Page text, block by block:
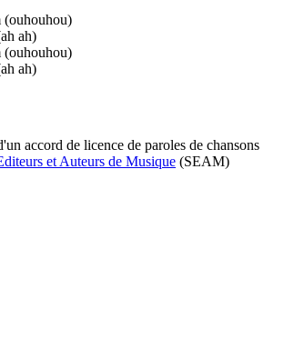
(ouhouhou)
ah)
(ouhouhou)
ah)
accord de licence de paroles de chansons
et Auteurs de Musique (SEAM)